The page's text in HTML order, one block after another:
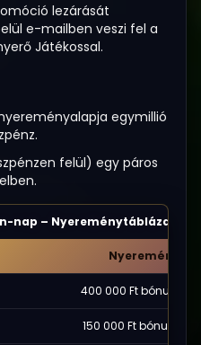
lezárását
e-mailben veszi fel a
Játékossal.
egymillió
felül) egy páros
nap – Nyereménytáblázat
Nyeremény
400 000 Ft
150 000 Ft